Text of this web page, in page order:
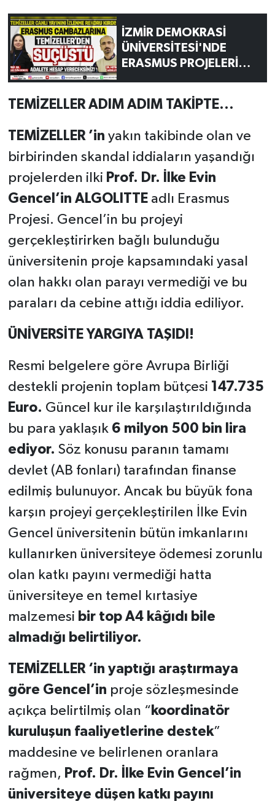
İZMİR DEMOKRASİ
ÜNİVERSİTESİ'NDE
ERASMUS PROJELERİ
TEMİZELLER ADIM ADIM TAKİPTE...
TEMİZELLER ’in yakın takibinde olan ve
birbirinden skandal iddiaların yaşandığı
projelerden ilki Prof. Dr. İlke Evin
Gencel’in ALGOLITTEadlı Erasmus
Projesi. Gencel’in bu projeyi
gerçekleştirirken bağlı bulunduğu
üniversitenin proje kapsamındaki yasal
olan hakkı olan parayı vermediği ve bu
paraları da cebine attığı iddia ediliyor.
ÜNİVERSİTE YARGIYA TAŞIDI!
Resmi belgelere göre Avrupa Birliği
destekli projenin toplam bütçesi 147.735
Euro. Güncel kur ile karşılaştırıldığında
bu para yaklaşık 6 milyon 500 bin lira
ediyor. Söz konusu paranın tamamı
devlet (AB fonları) tarafından finanse
edilmiş bulunuyor. Ancak bu büyük fona
karşın projeyi gerçekleştirilen İlke Evin
Gencel üniversitenin bütün imkanlarını
kullanırken üniversiteye ödemesi zorunlu
olan katkı payını vermediği hatta
üniversiteye en temel kırtasiye
malzemesi bir top A4 kâğıdı bile
almadığı belirtiliyor.
TEMİZELLER ‘in yaptığı araştırmaya
göre Gencel’in proje sözleşmesinde
açıkça belirtilmiş olan “ koordinatör
kuruluşun faaliyetlerine destek”
maddesine ve belirlenen oranlara
rağmen, Prof. Dr. İlke Evin Gencel’in
üniversiteye düşen katkı payını